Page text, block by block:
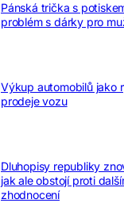
Pánská trička s
problém s dárky pro
Výkup automobilů jako
prodeje vozu
Dluhopisy republiky
jak ale obstojí proti
zhodnocení